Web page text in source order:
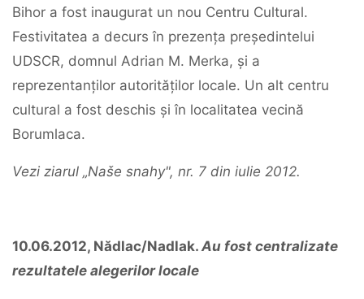
Bihor a fost inaugurat un nou Centru Cultural.
Festivitatea a decurs în prezența președintelui
UDSCR, domnul Adrian M. Merka, și a
reprezentanților autorităților locale. Un alt centru
cultural a fost deschis și în localitatea vecină
Borumlaca.
Vezi ziarul „Naše snahy", nr. 7 din iulie 2012.
10.06.2012, Nădlac/Nadlak. Au fost centralizate
rezultatele alegerilor locale